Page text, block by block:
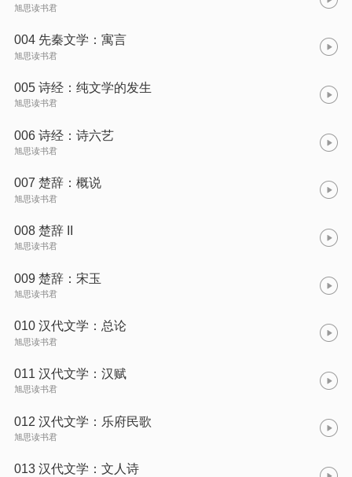
旭思读书君
004 先秦文学：寓言
旭思读书君
005 诗经：纯文学的发生
旭思读书君
006 诗经：诗六艺
旭思读书君
007 楚辞：概说
旭思读书君
008 楚辞 II
旭思读书君
009 楚辞：宋玉
旭思读书君
010 汉代文学：总论
旭思读书君
011 汉代文学：汉赋
旭思读书君
012 汉代文学：乐府民歌
旭思读书君
013 汉代文学：文人诗